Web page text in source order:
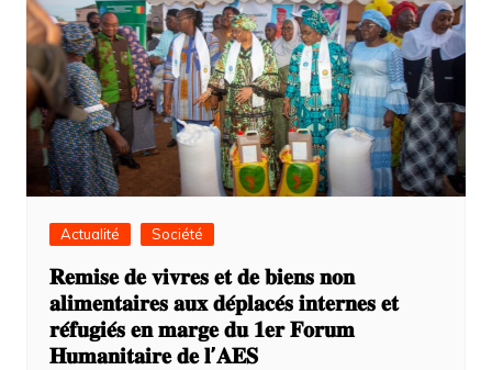
Actualité Société
𝐑𝐞𝐦𝐢𝐬𝐞 𝐝𝐞 𝐯𝐢𝐯𝐫𝐞𝐬 𝐞𝐭 𝐝𝐞 𝐛𝐢𝐞𝐧𝐬 𝐧𝐨𝐧
𝐚𝐥𝐢𝐦𝐞𝐧𝐭𝐚𝐢𝐫𝐞𝐬 𝐚𝐮𝐱 𝐝𝐞́𝐩𝐥𝐚𝐜𝐞́𝐬 𝐢𝐧𝐭𝐞𝐫𝐧𝐞𝐬 𝐞𝐭
𝐫𝐞́𝐟𝐮𝐠𝐢𝐞́𝐬 𝐞𝐧 𝐦𝐚𝐫𝐠𝐞 𝐝𝐮 𝟏𝐞𝐫 𝐅𝐨𝐫𝐮𝐦
𝐇𝐮𝐦𝐚𝐧𝐢𝐭𝐚𝐢𝐫𝐞 𝐝𝐞 𝐥’𝐀𝐄𝐒